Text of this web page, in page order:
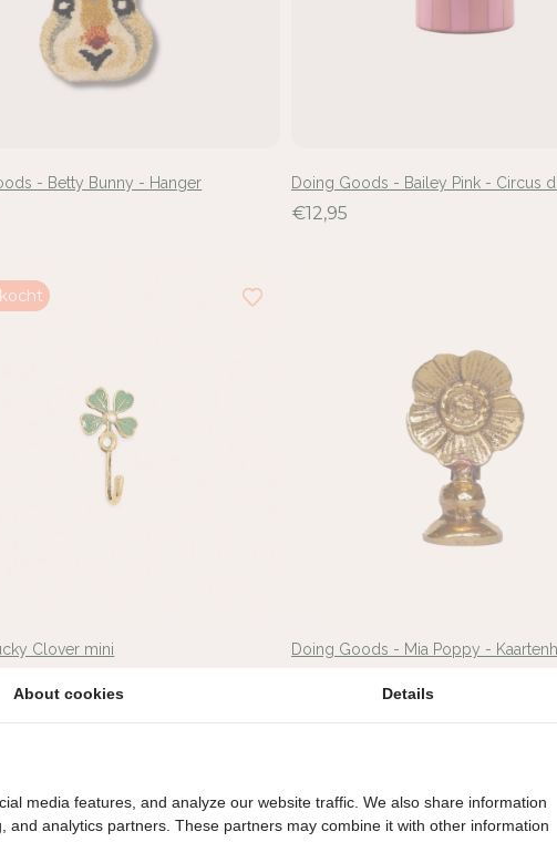
- Betty Bunny - Hanger Doing Goods - Bailey Pink - Circus
€12,95
Clover mini Doing Goods - Mia Poppy -
About cookies Details
media features, and analyze our website traffic. We also share information
analytics partners. These partners may combine it with other information